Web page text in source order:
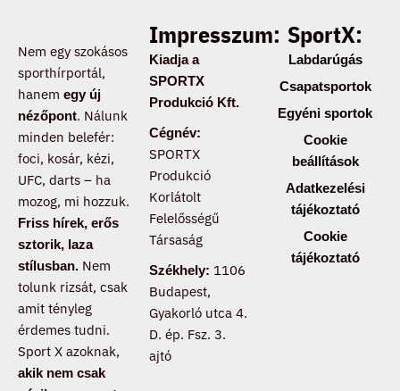
Nem egy szokásos
sporthírportál,
hanem egy új
nézőpont. Nálunk
minden belefér:
foci, kosár, kézi,
UFC, darts – ha
mozog, mi hozzuk.
Friss hírek, erős
sztorik, laza
stílusban. Nem
tolunk rizsát, csak
amit tényleg
érdemes tudni.
Sport X azoknak,
akik nem csak
Impresszum:
Kiadja a
SPORTX
Produkció Kft.
Cégnév:
SPORTX
Produkció
Korlátolt
Felelősségű
Társaság
Székhely: 1106
Budapest,
Gyakorló utca 4.
D. ép. Fsz. 3.
ajtó
SportX:
Labdarúgás
Csapatsportok
Egyéni sportok
Cookie
beállítások
Adatkezelési
tájékoztató
Cookie
tájékoztató